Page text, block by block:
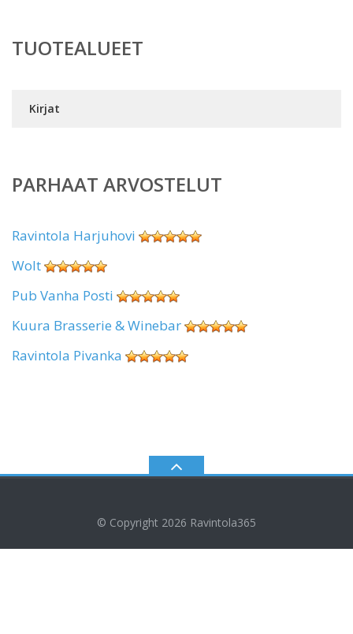
TUOTEALUEET
Kirjat
PARHAAT ARVOSTELUT
Ravintola Harjuhovi
Wolt
Pub Vanha Posti
Kuura Brasserie & Winebar
Ravintola Pivanka
© Copyright 2026 Ravintola365